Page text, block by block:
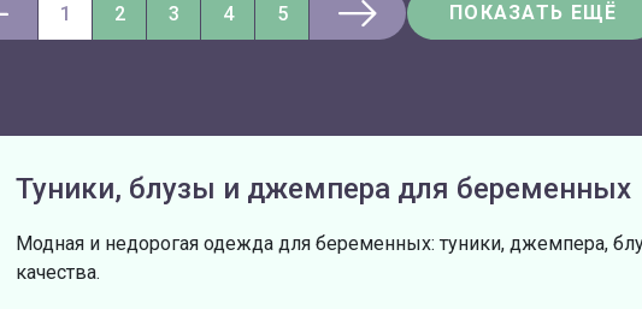
1 2 3 4 5 ПОКАЗАТЬ ЕЩЁ
Туники, блузы и джемпера для беременных
Модная и недорогая одежда для беременных: туники, джемпера,
качества.